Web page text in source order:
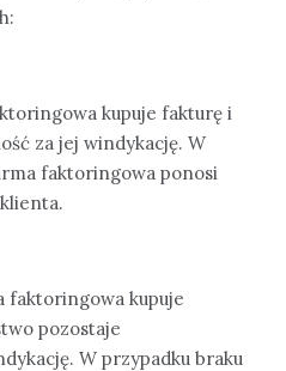
kupuje fakturę i
za jej windykację. W
faktoringowa ponosi
faktoringowa kupuje
pozostaje
W przypadku braku